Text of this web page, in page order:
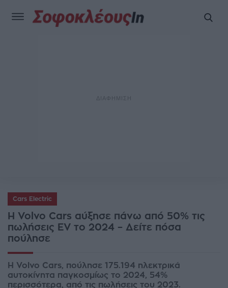
Cars Electric
Η Volvo Cars αύξησε πάνω από 50% τις
πωλήσεις EV το 2024 – Δείτε πόσα
πούλησε
Η Volvo Cars, πούλησε 175.194 ηλεκτρικά
αυτοκίνητα παγκοσμίως το 2024, 54%
περισσότερα, από τις πωλήσεις του 2023.